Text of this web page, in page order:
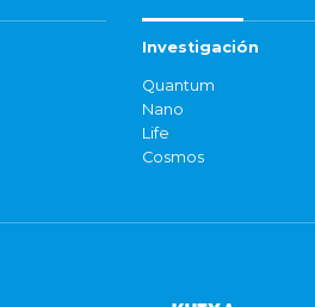
Investigación
Quantum
Nano
Life
Cosmos